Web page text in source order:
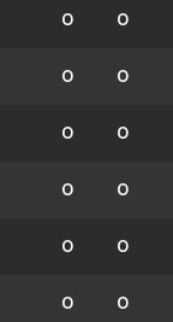
0 0
0 0
0 0
0 0
0 0
0 0